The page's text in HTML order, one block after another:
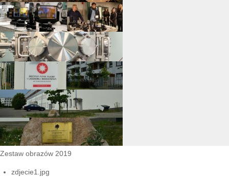
Zestaw obrazów 2019
zdjecie1.jpg